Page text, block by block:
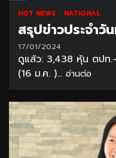
HOT NEWS NATIONAL
สรุปข่าวประจำวั
17/01/2024
ดูแล้ว: 3,438 หุ้น ตปท
(16 ม.ค. )... อ่านต่อ